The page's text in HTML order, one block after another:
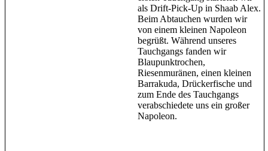
als Drift-Pick-Up in Shaab Alex.
Beim Abtauchen wurden wir
von einem kleinen Napoleon
begrüßt. Während unseres
Tauchgangs fanden wir
Blaupunktrochen,
Riesenmuränen, einen kleinen
Barrakuda, Drückerfische und
zum Ende des Tauchgangs
verabschiedete uns ein großer
Napoleon.